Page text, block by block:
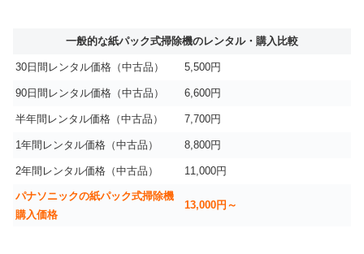
一般的な紙パック式掃除機のレンタル・購入比較
30日間レンタル価格（中古品） 5,500円
90日間レンタル価格（中古品） 6,600円
半年間レンタル価格（中古品） 7,700円
1年間レンタル価格（中古品） 8,800円
2年間レンタル価格（中古品） 11,000円
パナソニックの紙パック式掃除機
購入価格
13,000円～